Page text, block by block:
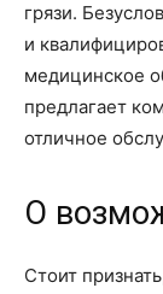
грязи.
и
медицинское
предлагает
отличное
О
Стоит